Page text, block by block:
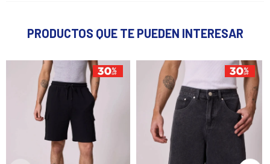
PRODUCTOS QUE TE PUEDEN INTERESAR